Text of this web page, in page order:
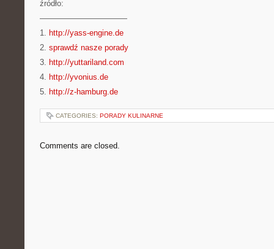
źródło:
———————————
1. http://yass-engine.de
2. sprawdź nasze porady
3. http://yuttariland.com
4. http://yvonius.de
5. http://z-hamburg.de
CATEGORIES: PORADY KULINARNE
Comments are closed.